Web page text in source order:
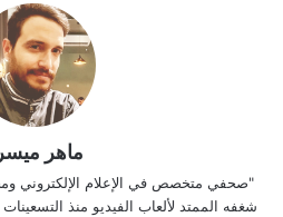
ماهر
شغفه الممتد لألعاب الفيديو منذ